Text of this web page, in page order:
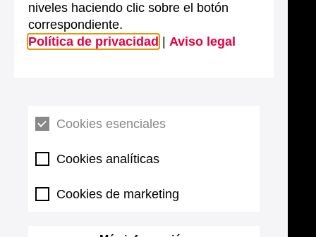
niveles haciendo clic sobre el botón
correspondiente.
Política de privacidad
Aviso legal
Cookies esenciales
Cookies analíticas
Cookies de marketing